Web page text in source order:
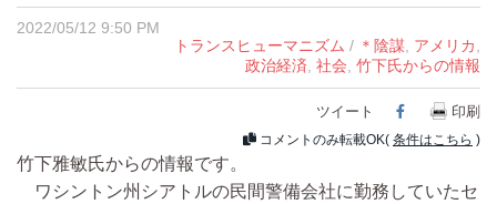
2022/05/12 9:50 PM
トランスヒューマニズム / ＊陰謀, アメリカ,
政治経済, 社会, 竹下氏からの情報
ツイート Facebook
印刷
コメントのみ転載OK( 条件はこちら )
竹下雅敏氏からの情報です。
ワシントン州シアトルの民間警備会社に勤務していたセ